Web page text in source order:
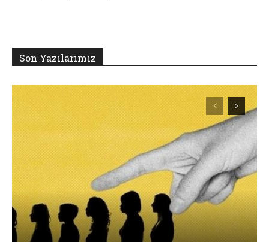
Son Yazılarımız